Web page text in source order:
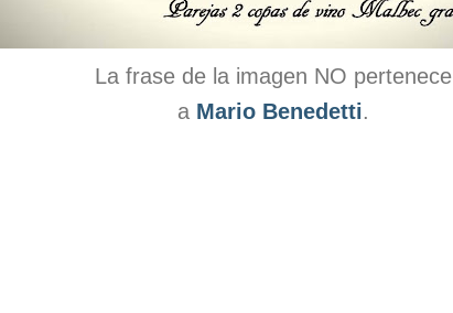
La frase de la imagen NO pertenece
a Mario Benedetti.